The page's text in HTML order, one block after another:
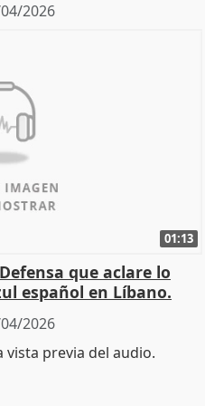
2026
01:13
que aclare lo
español en Líbano.
2026